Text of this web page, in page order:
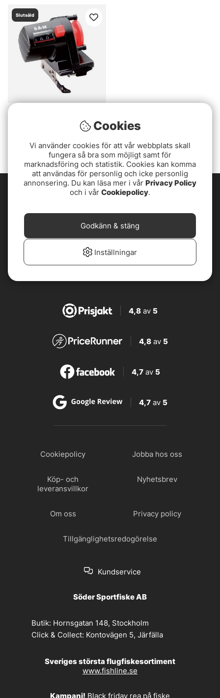
Slutsåld
4,8av 5
4,8 av 5
4,7 av 5
4,7 av 5
Cookiepolicy Jobba hos oss
Köp- och
leveransvillkor
Nyhetsbrev
Om oss Privacy policy
Tillgänglighetsredogörelse
Kundservice
Söder Sportfiske AB
Butik: Hornsgatan 148, Stockholm
Click & Collect: Kontovägen 5, Järfälla
Sveriges största flugfiskesortiment
www.fishline.se
Kampanj! Black friday rea på fiske
Cookies
Vi använder cookies för att vår webbplats skall
fungera så bra som möjligt samt för
marknadsföring och statistik. Cookies kan komma
att användas för personlig och icke personlig
annonsering. Du kan läsa mer i vår Privacy Policy
och i vår Cookiepolicy.
Inställningar
Godkänn & stäng